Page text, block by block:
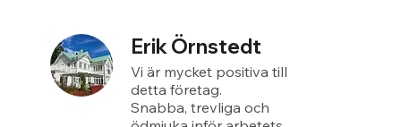
Erik Örnstedt
Vi är mycket positiva till
detta företag.
Snabba, trevliga och